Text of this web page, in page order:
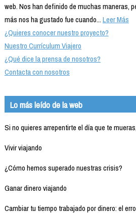
web. Nos han definido de muchas maneras,
más nos ha gustado fue cuando...Leer Más
¿Quieres conocer nuestro proyecto?
Nuestro Currículum Viajero
¿Qué dice la prensa de nosotros?
Contacta con nosotros
Lo más leído de la web
Si no quieres arrepentirte el día que te
Vivir viajando
¿Cómo hemos superado nuestras crisis?
Ganar dinero viajando
Cambiar tu tiempo trabajado por dinero: el